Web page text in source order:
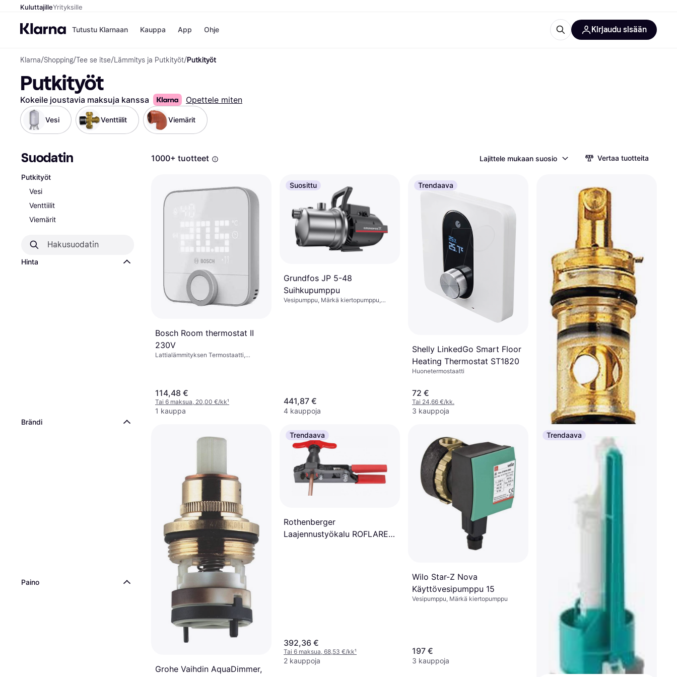
KuluttajilleYrityksille
Tutustu Klarnaan
Maksuvaihtoehdot
Maksa 30 päivän
kuluessa
Kauppa
Kaupat
H&M
Peten Koiratarvike
Wolt
Kauppahakemisto Kaikki kategoriat
App Ohje Kirjaudu sisään
Klarna/Shopping/Tee se itse/Lämmitys ja Putkityöt/Putkityöt
Putkityöt
Kokeile joustavia maksuja kanssa Opettele miten
Vesi Venttiilit Viemärit
Suodatin
Putkityöt
Vesi
Venttiilit
Viemärit
Hinta
Brändi
Paino
1000+ tuotteet Lajittele mukaan suosio Vertaa tuotteita
Bosch Room thermostat II
230V
Lattialämmityksen Termostaatti,
114,48 €
Tai 6 maksua, 20,00 €/kk¹
1 kauppa
Suosittu
Grundfos JP 5-48
Suihkupumppu
Vesipumppu, Märkä kiertopumppu,
441,87 €
4 kauppoja
Trendaava
Shelly LinkedGo Smart Floor
Heating Thermostat ST1820
Huonetermostaatti
72 €
Tai 24,66 €/kk.
3 kauppoja
Grohe Longlife-kasetti
Euromixille
109,84 €
Grohe Vaihdin AquaDimmer,
Trendaava
Rothenberger
Laajennustyökalu ROFLARE
392,36 €
Tai 6 maksua, 68,53 €/kk¹
2 kauppoja
Wilo Star-Z Nova
Käyttövesipumppu 15
Vesipumppu, Märkä kiertopumppu
197 €
3 kauppoja
Trendaava